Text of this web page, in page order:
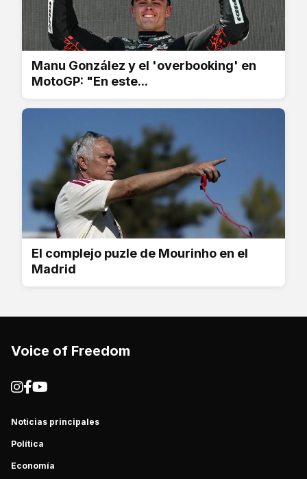
Manu González y el 'overbooking' en
MotoGP: "En este...
El complejo puzle de Mourinho en el
Madrid
Voice of Freedom
Noticias principales
Política
Economía